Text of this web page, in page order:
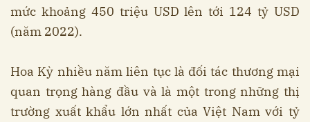
mức khoảng 450 triệu USD lên tới 124 tỷ USD
(năm 2022).
Hoa Kỳ nhiều năm liên tục là đối tác thương mại
quan trọng hàng đầu và là một trong những thị
trường xuất khẩu lớn nhất của Việt Nam với tỷ